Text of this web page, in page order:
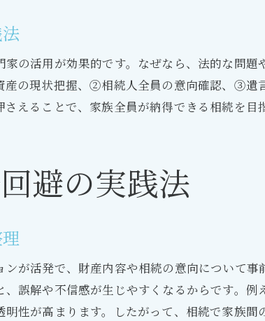
相続資金の管理で安心を得る方法
相続プランで資金を安全に運用する方法
相続後も安心な資金管理体制の作り方
の活用が効果的です。なぜなら、法的な問
産の現状把握、②相続人全員の意向確認、③
えることで、家族全員が納得できる相続を目
避の実践法
が活発で、財産内容や相続の意向について
誤解や不信感が生じやすくなるからです。
性が高まります。したがって、相続で家族